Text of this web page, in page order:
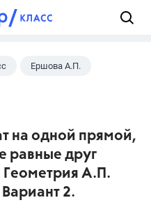
Ершова А.П.
на одной прямой,
равные друг
Геометрия А.П.
2.